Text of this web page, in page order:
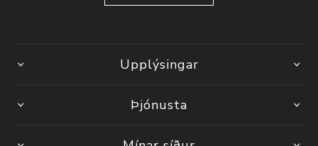
Upplýsingar
Þjónusta